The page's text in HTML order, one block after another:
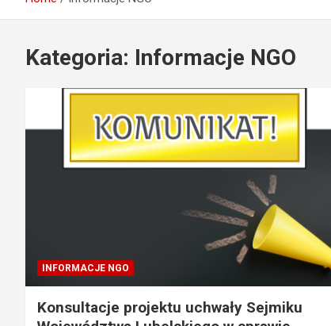
Kategoria: Informacje NGO
INFORMACJE NGO
Konsultacje projektu uchwały Sejmiku